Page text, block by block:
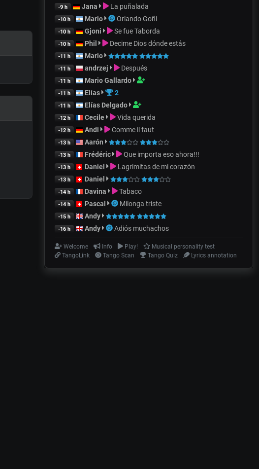
-9 h Jana La puñalada
-10 h Mario Orlando Goñi
-10 h Gjoni Se fue Taborda
-10 h Phil Decime Dios dónde estás
-11 h Mario
-11 h andrzej Después
-11 h Mario Gallardo
-11 h Elías 2
-11 h Elías Delgado
-12 h Cecile Vida querida
-12 h Andi Comme il faut
-13 h Aarón
-13 h Frédéric Que importa eso ahora!!!
-13 h Daniel Lagrimitas de mi corazón
-13 h Daniel
-14 h Davina Tabaco
-14 h Pascal Milonga triste
-15 h Andy
-16 h Andy Adiós muchachos
Welcome Info Play!
Musical personality test
TangoLink
Tango Scan Tango Quiz Lyrics annotation